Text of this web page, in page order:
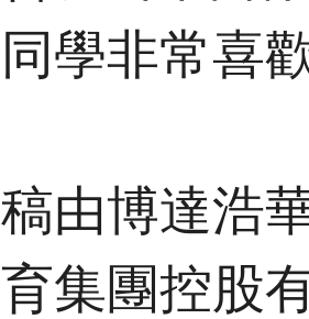
學非常喜
由博達浩
集團控股